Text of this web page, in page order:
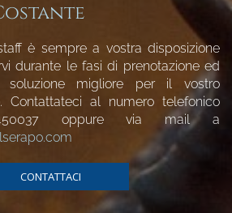
è sempre a vostra disposizione
durante le fasi di prenotazione ed
soluzione migliore per il vostro
Contattateci al numero telefonico
oppure via mail a
CONTATTACI